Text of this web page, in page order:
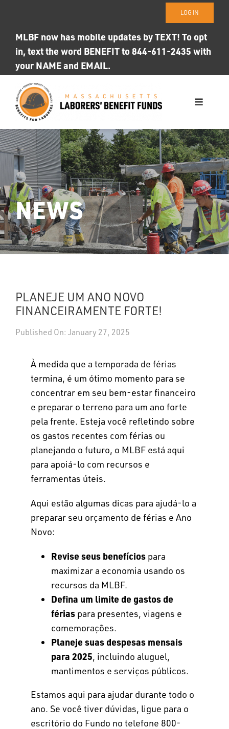
content
LOG IN
MLBF now has mobile updates by TEXT! To opt
in, text the word BENEFIT to 844-611-2435 with
your NAME and EMAIL.
Toggle
WHO WE ARE
OUR FUNDS
Photo ID
UPDATES
Search
NEWS
PLANEJE UM ANO NOVO
FINANCEIRAMENTE FORTE!
Published On: January 27, 2025
À medida que a temporada de férias
termina, é um ótimo momento para se
concentrar em seu bem-estar financeiro
e preparar o terreno para um ano forte
pela frente. Esteja você refletindo sobre
os gastos recentes com férias ou
planejando o futuro, o MLBF está aqui
para apoiá-lo com recursos e
ferramentas úteis.
Aqui estão algumas dicas para ajudá-lo a
preparar seu orçamento de férias e Ano
Novo:
Revise seus benefíciospara
maximizar a economia usando os
recursos da MLBF.
Defina um limite de gastos de
fériaspara presentes, viagens e
comemorações.
Planeje suas despesas mensais
para 2025, incluindo aluguel,
mantimentos e serviços públicos.
Estamos aqui para ajudar durante todo o
ano. Se você tiver dúvidas, ligue para o
escritório do Fundo no telefone 800-